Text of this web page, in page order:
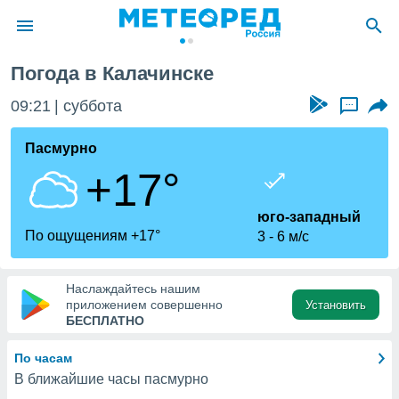
о
Вы можете
к этому
доступ
Погода в Калачинске
09:21 суббота ...
Пасмурно
+17°
По ощущениям +17°
юго-западный
3
6 м/с
Наслаждайтесь нашим
приложением совершенно
БЕСПЛАТНО
Установить
По часам
В ближайшие часы пасмурно